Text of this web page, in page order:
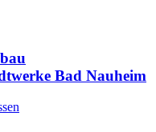
Bad Nauheim